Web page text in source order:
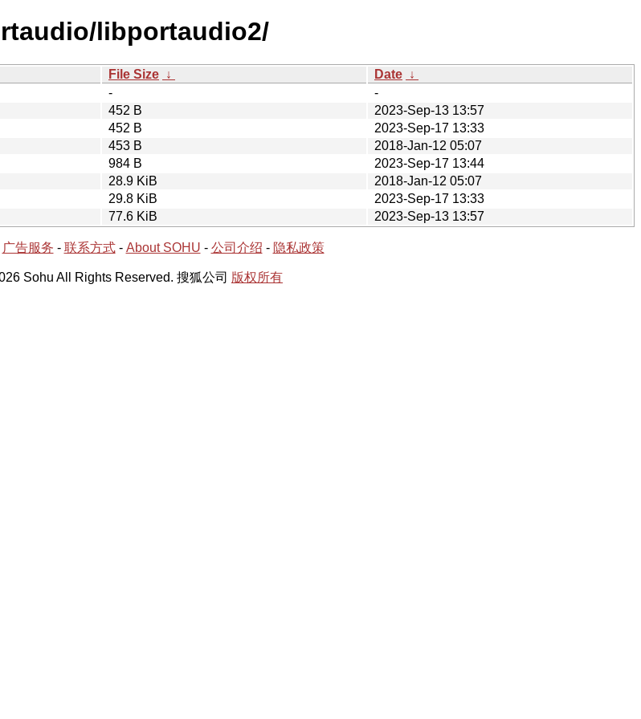
libportaudio2/
File Size ↓ Date ↓
-
-
452 B
2023-Sep-13 13:57
452 B
2023-Sep-17 13:33
453 B
2018-Jan-12 05:07
984 B
2023-Sep-17 13:44
28.9 KiB
2018-Jan-12 05:07
29.8 KiB
2023-Sep-17 13:33
77.6 KiB 2023-Sep-13 13:57
广告服务 - 联系方式- About SOHU - 公司介绍 - 隐私政策
Sohu All Rights Reserved. 搜狐公司 版权所有